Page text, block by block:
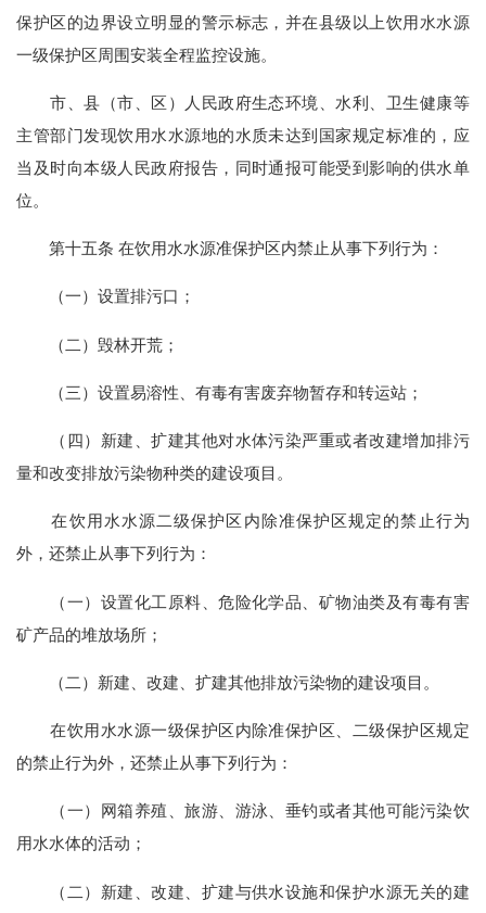
保护区的边界设立明显的警示标志，并在县级以上饮用水水源
一级保护区周围安装全程监控设施。
市、县（市、区）人民政府生态环境、水利、卫生健康等
主管部门发现饮用水水源地的水质未达到国家规定标准的，应
当及时向本级人民政府报告，同时通报可能受到影响的供水单
位。
第十五条 在饮用水水源准保护区内禁止从事下列行为：
（一）设置排污口；
（二）毁林开荒；
（三）设置易溶性、有毒有害废弃物暂存和转运站；
（四）新建、扩建其他对水体污染严重或者改建增加排污
量和改变排放污染物种类的建设项目。
在饮用水水源二级保护区内除准保护区规定的禁止行为
外，还禁止从事下列行为：
（一）设置化工原料、危险化学品、矿物油类及有毒有害
矿产品的堆放场所；
（二）新建、改建、扩建其他排放污染物的建设项目。
在饮用水水源一级保护区内除准保护区、二级保护区规定
的禁止行为外，还禁止从事下列行为：
（一）网箱养殖、旅游、游泳、垂钓或者其他可能污染饮
用水水体的活动；
（二）新建、改建、扩建与供水设施和保护水源无关的建